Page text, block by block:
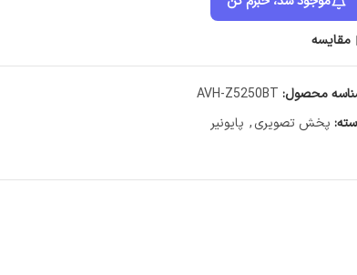
مقایسه
محصول: AVH-Z5250BT
پخش تصویری, پایونیر